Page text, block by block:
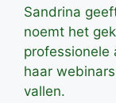
Sandrina
noemt het
professionele
haar
vallen.